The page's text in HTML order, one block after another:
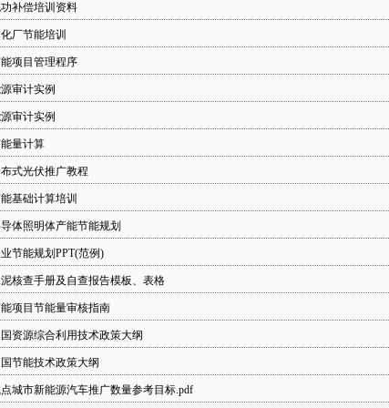
补偿培训资料
厂节能培训
项目管理程序
审计实例
审计实例
量计算
式光伏推广教程
基础计算培训
体照明体产能节能规划
节能规划PPT(范例)
核查手册及自查报告模板、表格
项目节能量审核指南
资源综合利用技术政策大纲
节能技术政策大纲
城市新能源汽车推广数量参考目标.pdf